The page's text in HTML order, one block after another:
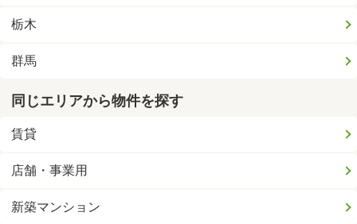
栃木
群馬
同じエリアから物件を探す
賃貸
店舗・事業用
新築マンション